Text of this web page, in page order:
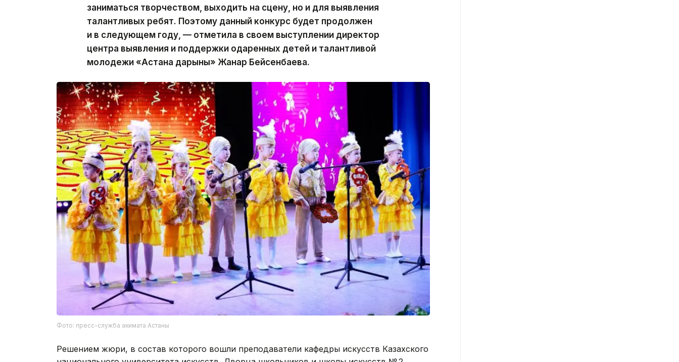
заниматься творчеством, выходить на сцену, но и для выявления
талантливых ребят. Поэтому данный конкурс будет продолжен
и в следующем году, — отметила в своем выступлении директор
центра выявления и поддержки одаренных детей и талантливой
молодежи «Астана дарыны» Жанар Бейсенбаева.
Фото: пресс-служба акимата Астаны
Решением жюри, в состав которого вошли преподаватели кафедры искусств Казахского